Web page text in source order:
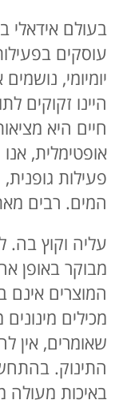
בעולם אידאלי
עוסקים
יומיומי,
היינו זקוקים
חיים היא
אופטימלית, אנו
פעילות
המים. רבים
עליה וקוץ בה.
מבוקר באופן
המוצרים אינם
מכילים
שאומרים, אין
התינוק.
באיכות מעולה